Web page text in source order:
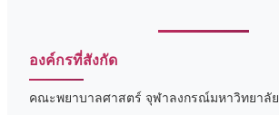
องค์กรที่สังกัด
คณะพยาบาลศาสตร์ จุฬาลงกรณ์มหาวิทยาลัย